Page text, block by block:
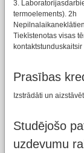
3.
termoelements). 2h
Tiekīstenotas visas
Prasības
Izstrādāti un
Studējošo
uzdevumu